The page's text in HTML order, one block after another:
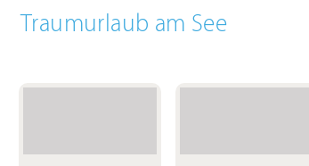
Traumurlaub am See